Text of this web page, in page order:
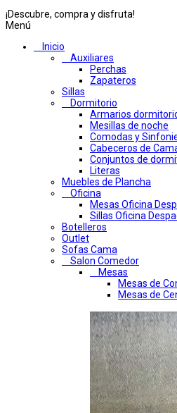
¡Descubre, compra y disfruta!
Menú
Inicio
Auxiliares
Perchas
Zapateros
Sillas
Dormitorio
Armarios
Mesillas de noche
Comodas y
Cabeceros de
Conjuntos de
Literas
Muebles de Plancha
Oficina
Mesas Oficina
Sillas Oficina
Botelleros
Outlet
Sofas Cama
Salon Comedor
Mesas
Mesas de
Mesas de